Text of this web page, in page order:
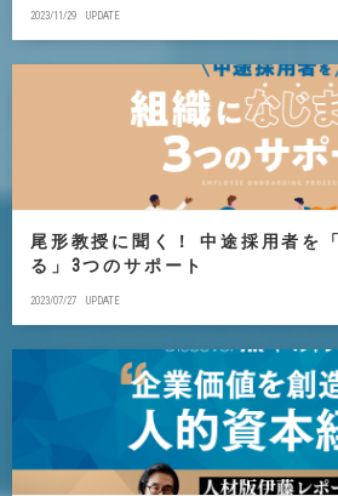
2023/11/29 UPDATE
尾形教授に聞く！ 中途採用者を
る」3つのサポート
2023/07/27 UPDATE